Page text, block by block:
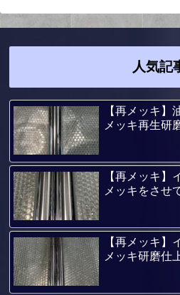
人気記
【再メッキ】
メッキ再生研
【再メッキ】
メッキをさせ
【再メッキ】
メッキ研磨仕